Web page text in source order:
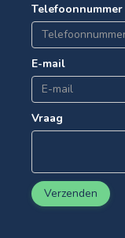
Telefoonnummer
E-mail
Vraag
Verzenden